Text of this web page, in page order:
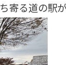
寄る道の駅が